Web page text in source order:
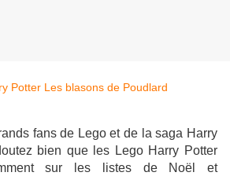
fans de Lego et de la saga Harry
bien que les Lego Harry Potter
sur les listes de Noël et